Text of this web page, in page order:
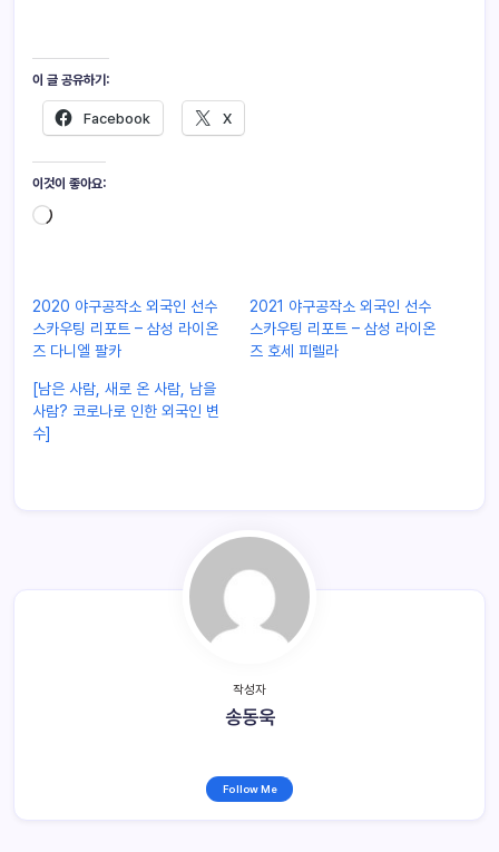
이 글 공유하기:
Facebook X
이것이 좋아요:
2020 야구공작소 외국인 선수
스카우팅 리포트 – 삼성 라이온
즈 다니엘 팔카
2021 야구공작소 외국인 선수
스카우팅 리포트 – 삼성 라이온
즈 호세 피렐라
[남은 사람, 새로 온 사람, 남을
사람? 코로나로 인한 외국인 변
수]
작성자
송동욱
Follow Me